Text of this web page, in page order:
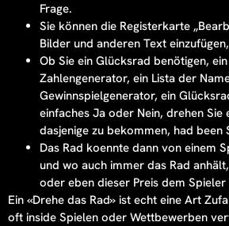
Frage.
Sie können die Registerkarte
Bilder und anderen Text
Ob Sie ein Glücksrad benötigen,
Zahlengenerator, ein Lista der
Gewinnspielgenerator, ein
einfaches Ja oder Nein, drehen Sie
dasjenige zu bekommen, had been
Das Rad koennte dann von einem
und wo auch immer das Rad
oder eben dieser Preis dem Spieler
Ein «Drehe das Rad» ist echt eine Art
oft inside Spielen oder Wettbewerben